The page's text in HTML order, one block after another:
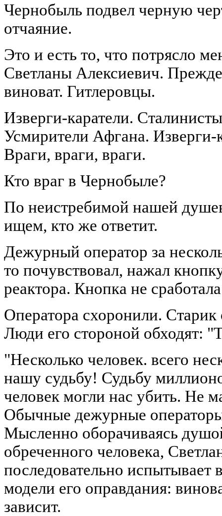
Чернобыль подвел черную
отчаяние.
Это и есть то, что потрясло
Светланы Алексиевич.
виноват. Гитлеровцы.
Изверги-каратели.
Усмирители Афгана.
Враги, враги, враги.
Кто враг в Чернобыле?
По неистребимой нашей
ищем, кто же ответит.
Дежурный оператор за
то почувствовал, нажал
реактора. Кнопка не
Оператора схоронили. Старик
Люди его стороной обходят:
"Несколько человек. всего
нашу судьбу! Судьбу
человек могли нас убить. Не
Обычные дежурные
Мысленно оборачиваясь
обреченного человека,
последовательно испытывает
модели его оправдания:
зависит.